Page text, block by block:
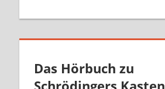
Das Hörbuch zu